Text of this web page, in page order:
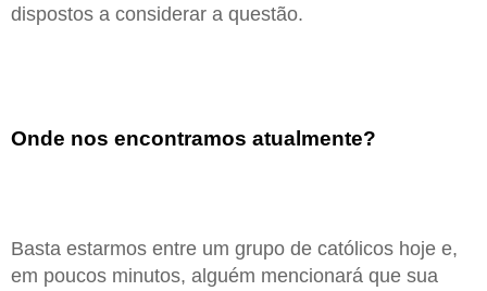
dispostos a considerar a questão.
Onde nos encontramos atualmente?
Basta estarmos entre um grupo de católicos hoje e,
em poucos minutos, alguém mencionará que sua